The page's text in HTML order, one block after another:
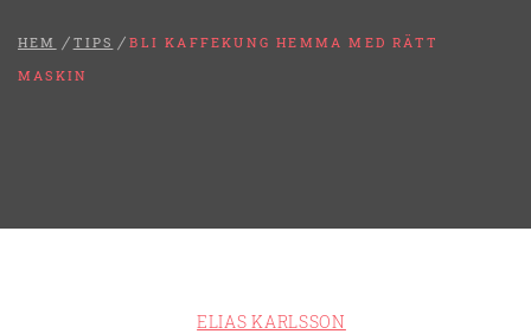
HEM TIPS
BLI KAFFEKUNG HEMMA MED RÄTT
MASKIN
ELIAS KARLSSON